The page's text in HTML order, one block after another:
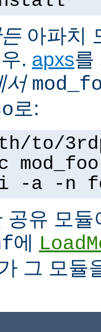
아파치
. apxs를
서
로:
to/
-a -n
공유 모
에
그 모듈